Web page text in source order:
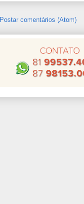
Postar comentários (Atom)